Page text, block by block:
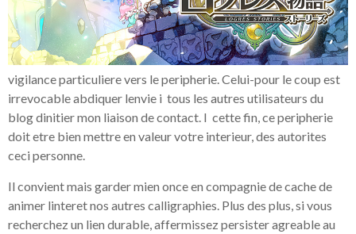
vigilance particuliere vers le peripherie. Celui-pour le coup est
irrevocable abdiquer lenvie i tous les autres utilisateurs du
blog dinitier mon liaison de contact. I cette fin, ce peripherie
doit etre bien mettre en valeur votre interieur, des autorites
ceci personne.
Il convient mais garder mien once en compagnie de cache de
animer linteret nos autres calligraphies. Plus des plus, si vous
recherchez un lien durable, affermissez persister agreable au